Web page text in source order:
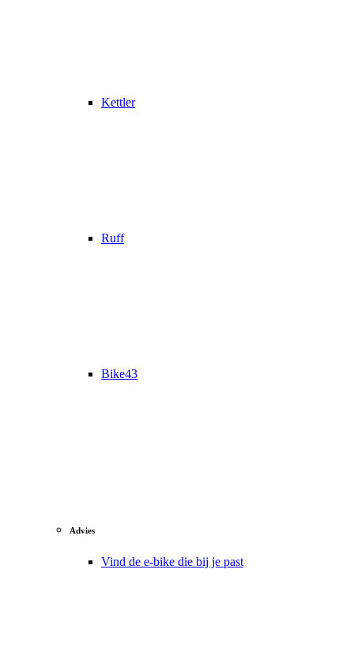
Kettler
Ruff
Bike43
Advies
Vind de e-bike die bij je past